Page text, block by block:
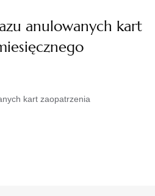
anulowanych kart
kart zaopatrzenia